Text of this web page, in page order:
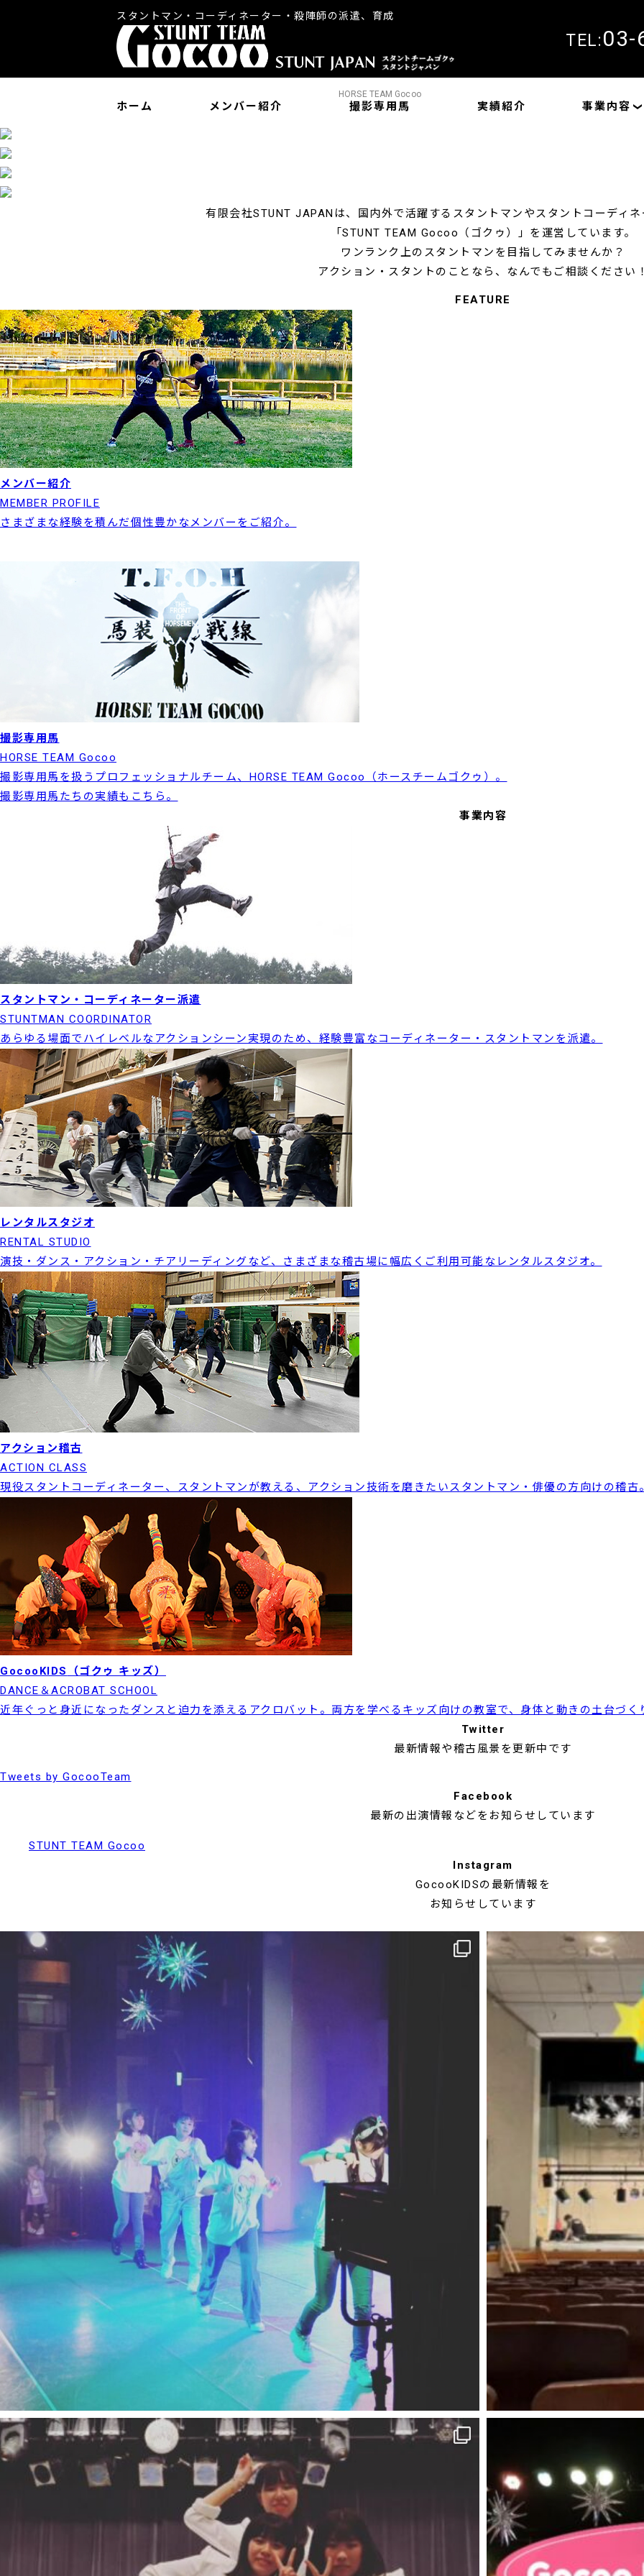
スタントマン・コーディネーター・殺陣師の派遣、育成
TEL:03-
ホーム メンバー紹介
HORSE TEAM Gocoo
撮影専用馬 実績紹介 事業内容
有限会社STUNT JAPANは、国内外で活躍するスタントマンやスタントコーディ
「STUNT TEAM Gocoo（ゴクゥ）」を運営しています。
ワンランク上のスタントマンを目指してみませんか？
アクション・スタントのことなら、なんでもご相談ください
FEATURE
メンバー紹介
MEMBER PROFILE
さまざまな経験を積んだ個性豊かなメンバーをご紹介。
撮影専用馬
HORSE TEAM Gocoo
撮影専用馬を扱うプロフェッショナルチーム、HORSE TEAM Gocoo（ホースチームゴクゥ）。
撮影専用馬たちの実績もこちら。
事業内容
スタントマン・コーディネーター派遣
STUNTMAN COORDINATOR
あらゆる場面でハイレベルなアクションシーン実現のため、経験豊富なコーディネーター・スタントマンを派遣。
レンタルスタジオ
RENTAL STUDIO
演技・ダンス・アクション・チアリーディングなど、さまざまな稽古場に幅広くご利用可能なレンタルスタジオ。
アクション稽古
ACTION CLASS
現役スタントコーディネーター、スタントマンが教える、アクション技術を磨きたいスタントマン・俳優の方向けの稽古
GocooKIDS
（ゴクゥ キッズ）
DANCE＆ACROBAT SCHOOL
近年ぐっと身近になったダンスと迫力を添えるアクロバット。両方を学べるキッズ向けの教室で、身体と動きの土台づく
Twitter
最新情報や稽古風景を更新中です
Tweets by GocooTeam
Facebook
最新の出演情報などを お知らせしています
STUNT TEAM Gocoo
Instagram
GocooKIDSの最新情報を
お知らせしています